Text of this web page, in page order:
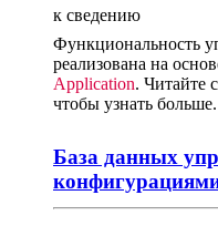
к сведению
Функциональность
реализована на
Application. Читайте
чтобы узнать больше.
База данных